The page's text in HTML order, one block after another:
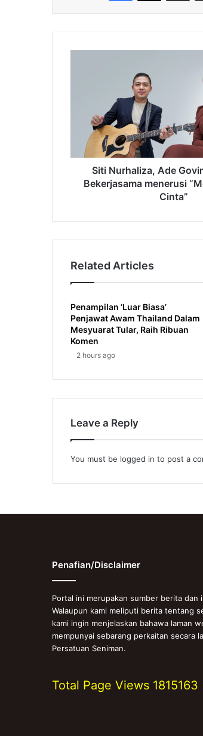
Bekerjasama
menerusi
“Menamakanmu
Cinta”
Siti Nurhaliza, Ade
Bekerjasama menerusi
Cinta”
Related Articles
Penampilan ‘Luar Biasa’
Penjawat Awam Thailand Dalam
Mesyuarat Tular, Raih Ribuan
Komen
2 hours ago
Leave a Reply
You must be logged in to post a
Penafian/Disclaimer
Portal ini merupakan sumber berita dan
Walaupun kami meliputi berita tentang
kami ingin menjelaskan bahawa laman
mempunyai sebarang perkaitan secara
Persatuan Seniman.
Total Page Views 1815163